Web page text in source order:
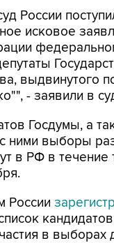
России
исковое
выдвинутого
- заявили в
Госдумы, а
ними выборы
в РФ в течение
России
в выборах